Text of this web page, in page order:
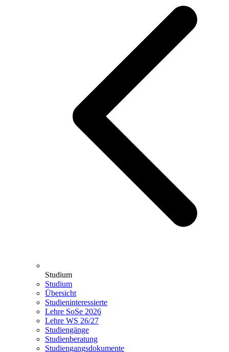
Studium
Studium
Übersicht
Studieninteressierte
Lehre SoSe 2026
Lehre WS 26/27
Studiengänge
Studienberatung
Studiengangsdokumente